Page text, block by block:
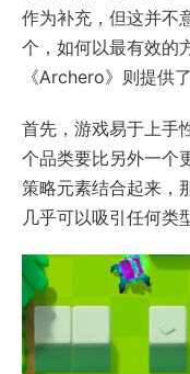
作为补充，但这并不
个，如何以最有效的
《Archero》则提供
首先，游戏易于上手
个品类要比另外一个
策略元素结合起来，
几乎可以吸引任何类